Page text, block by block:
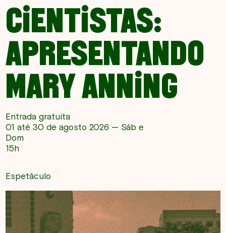
CIENTISTAS:
APRESENTANDO
MARY ANNING
Entrada gratuita
01 até 30 de agosto 2026 — Sáb e
Dom
15h
Espetáculo